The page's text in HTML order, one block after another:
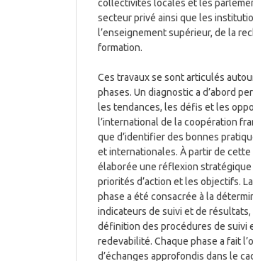
collectivités locales et les
secteur privé ainsi que les
l’enseignement supérieur, de la
formation.
Ces travaux se sont articulés
phases. Un diagnostic a d’abord
les tendances, les défis et les
l’international de la coopération
que d’identifier des bonnes
et internationales. À partir de cette
élaborée une réflexion
priorités d’action et les objectifs.
phase a été consacrée à la
indicateurs de suivi et de résultats,
définition des procédures de suivi
redevabilité. Chaque phase a fait
d’échanges approfondis dans le